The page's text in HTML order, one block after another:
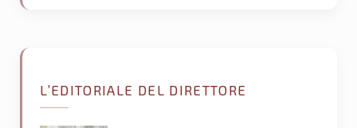
L’EDITORIALE DEL DIRETTORE